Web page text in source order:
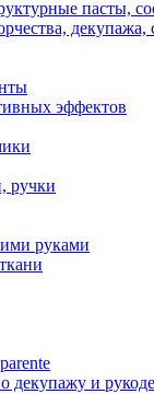
пасты,
декупажа,
эффектов
ручки
руками
декупажу и